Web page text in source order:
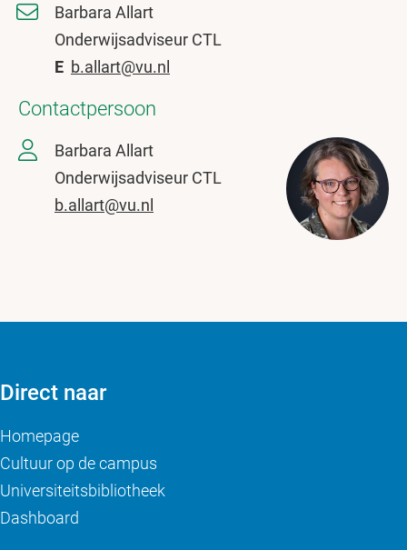
Barbara Allart
Onderwijsadviseur CTL
E b.allart@vu.nl
Contactpersoon
Barbara Allart
Onderwijsadviseur CTL
b.allart@vu.nl
Direct naar
Homepage
Cultuur op de campus
Universiteitsbibliotheek
Dashboard